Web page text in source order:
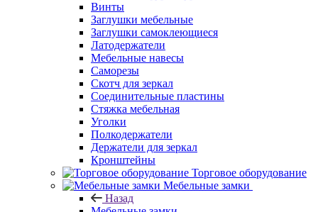
Винты
Заглушки мебельные
Заглушки самоклеющиеся
Латодержатели
Мебельные навесы
Саморезы
Скотч для зеркал
Соединительные пластины
Стяжка мебельная
Уголки
Полкодержатели
Держатели для зеркал
Кронштейны
Торговое оборудование
Мебельные замки
Назад